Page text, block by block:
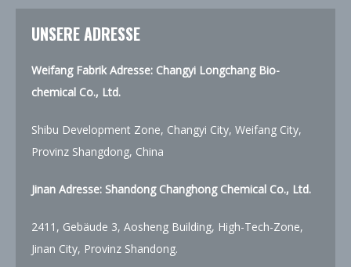
UNSERE ADRESSE
Weifang Fabrik Adresse: Changyi Longchang Bio-
chemical Co., Ltd.
Shibu Development Zone, Changyi City, Weifang City,
Provinz Shangdong, China
Jinan Adresse: Shandong Changhong Chemical Co., Ltd.
2411, Gebäude 3, Aosheng Building, High-Tech-Zone,
Jinan City, Provinz Shandong.